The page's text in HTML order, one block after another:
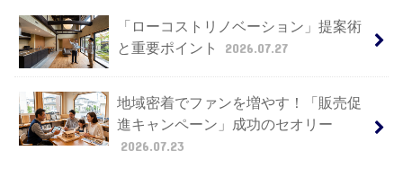
「ローコストリノベーション」提案術
と重要ポイント
2026.07.27
地域密着でファンを増やす！「販売促
進キャンペーン」成功のセオリー
2026.07.23